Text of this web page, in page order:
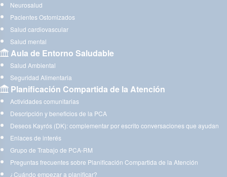
Neurosalud
Pacientes Ostomizados
Salud cardiovascular
Salud mental
Aula de Entorno Saludable
Salud Ambiental
Seguridad Alimentaria
Planificación Compartida de la Atención
Actividades comunitarias
Descripción y beneficios de la PCA
Deseos Kayrós (DK): complementar por escrito conversaciones que ayudan
Enlaces de interés
Grupo de Trabajo de PCA-RM
Preguntas frecuentes sobre Planificación Compartida de la Atención
¿Cuándo empezar a planificar?